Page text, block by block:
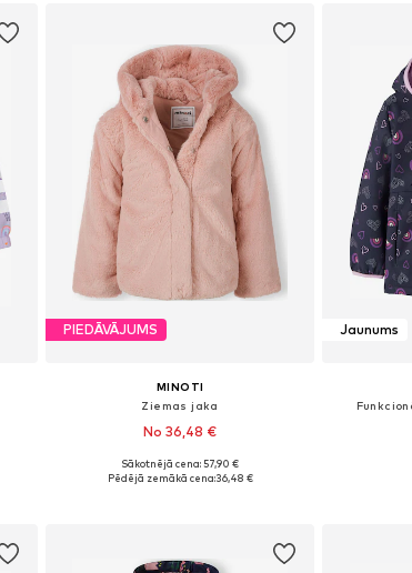
PIEDĀVĀJUMS
MINOTI
Ziemas jaka
No 36,48 €
Pieejams daudzos izmēros
Sākotnējā cena: 57,90 €
Pēdējā zemākā cena:36,48 €
Jaunums